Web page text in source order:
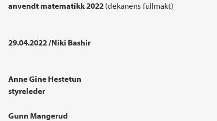
anvendt matematikk 2022(dekanens fullmakt)
29.04.2022 /Niki Bashir
Anne Gine Hestetun
styreleder
Gunn Mangerud